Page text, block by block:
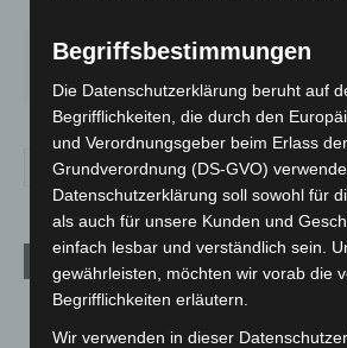
DO.
29°
FR.
25
SA.
27
Region Hannover: 21 neue
Roten Kreuz
Begriffsbestimmungen
Die Datenschutzerklärung beruht auf
Begrifflichkeiten, die durch den
und Verordnungsgeber beim Erlass
Grundverordnung (DS-GVO)
Datenschutzerklärung soll sowohl für
als auch für unsere Kunden und
einfach lesbar und verständlich sein.
gewährleisten, möchten wir vorab die
Begrifflichkeiten erläutern.
Wir verwenden in dieser